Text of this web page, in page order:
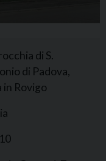
di S.
di Padova,
in Rovigo